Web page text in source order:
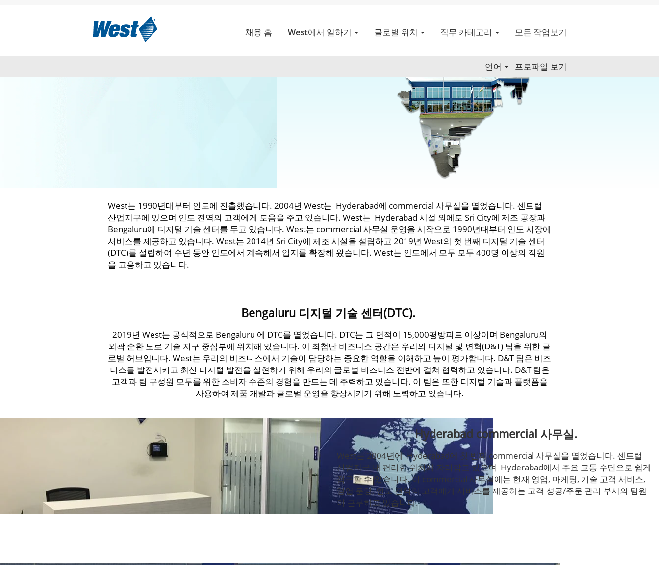
채용 홈 West에서 일하기 글로벌 위치 직무 카테고리 모든 작업보기
언어 프로파일 보기
West는 1990년대부터 인도에 진출했습니다. 2004년 West는 Hyderabad에 commercial 사무실을 열었습니다. 센트럴
산업지구에 있으며 인도 전역의 고객에게 도움을 주고 있습니다. West는 Hyderabad 시설 외에도 Sri City에 제조 공장과
Bengaluru에 디지털 기술 센터를 두고 있습니다. West는 commercial 사무실 운영을 시작으로 1990년대부터 인도 시장에
서비스를 제공하고 있습니다. West는 2014년 Sri City에 제조 시설을 설립하고 2019년 West의 첫 번째 디지털 기술 센터
(DTC)를 설립하여 수년 동안 인도에서 계속해서 입지를 확장해 왔습니다. West는 인도에서 모두 모두 400명 이상의 직원
을 고용하고 있습니다.
Bengaluru 디지털 기술 센터(DTC).
2019년 West는 공식적으로 Bengaluru 에 DTC를 열었습니다. DTC는 그 면적이 15,000평방피트 이상이며 Bengaluru의
외곽 순환 도로 기술 지구 중심부에 위치해 있습니다. 이 최첨단 비즈니스 공간은 우리의 디지털 및 변혁(D&T) 팀을 위한 글
로벌 허브입니다. West는 우리의 비즈니스에서 기술이 담당하는 중요한 역할을 이해하고 높이 평가합니다. D&T 팀은 비즈
니스를 발전시키고 최신 디지털 발전을 실현하기 위해 우리의 글로벌 비즈니스 전반에 걸쳐 협력하고 있습니다. D&T 팀은
고객과 팀 구성원 모두를 위한 소비자 수준의 경험을 만드는 데 주력하고 있습니다. 이 팀은 또한 디지털 기술과 플랫폼을
사용하여 제품 개발과 글로벌 운영을 향상시키기 위해 노력하고 있습니다.
Hyderabad commercial 사무실.
West는 2004년에 Hyderabad에 첫 번째 commercial 사무실을 열었습니다. 센트럴
산업지구 내 편리한 위치에 자리잡고 있으며 Hyderabad에서 주요 교통 수단으로 쉽게
접근할 수 있습니다. 이 commercial 사무실에는 현재 영업, 마케팅, 기술 고객 서비스,
영업 운영, 인도 전역의 고객에게 서비스를 제공하는 고객 성공/주문 관리 부서의 팀원
이 근무하고 있습니다.